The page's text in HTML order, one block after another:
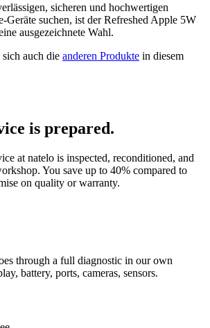
sicheren und hochwertigen
Geräte suchen, ist der Refreshed Apple 5W
ausgezeichnete Wahl.
auch die anderen Produkte in diesem
is prepared.
at natelo is inspected, reconditioned, and
You save up to 40% compared to
on quality or warranty.
through a full diagnostic in our own
battery, ports, cameras, sensors.